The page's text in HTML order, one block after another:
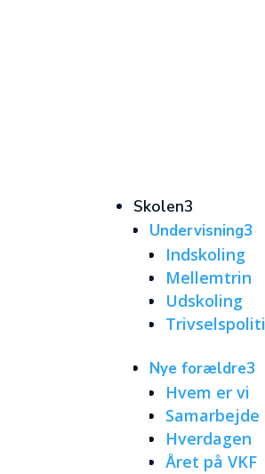
Skolen3
Undervisning3
Indskoling
Mellemtrin
Udskoling
Nye forældre3
Hvem er vi
Samarbejde
Hverdagen
Året på VKF